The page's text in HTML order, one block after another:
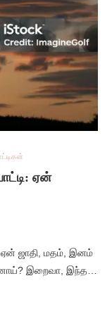
ஏன்
ஏன் ஜாதி, மதம், இனம்
இறைவா, இந்த…